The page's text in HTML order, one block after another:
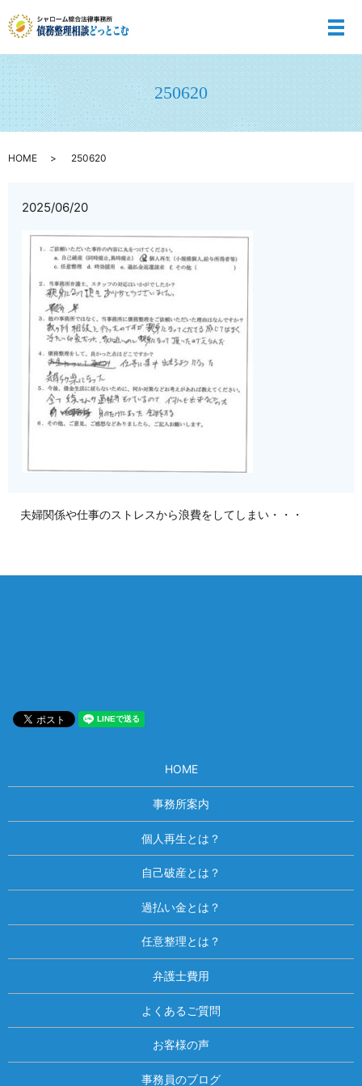
メ
250620
HOME 250620
2025/06/20
夫婦関係や仕事のストレスから浪費をしてしまい・・・
HOME
事務所案内
個人再生とは？
自己破産とは？
過払い金とは？
任意整理とは？
弁護士費用
よくあるご質問
お客様の声
事務員のブログ